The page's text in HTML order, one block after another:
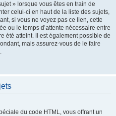
» lorsque vous êtes en train de
celui-ci en haut de la liste des sujets,
si vous ne voyez pas ce lien, cette
ou le temps d’attente nécessaire entre
été atteint. Il est également possible de
mais assurez-vous de le faire
du code HTML, vous offrant un